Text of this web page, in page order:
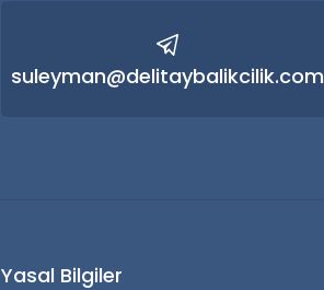
suleyman@delitaybalikcilik.com
Yasal Bilgiler